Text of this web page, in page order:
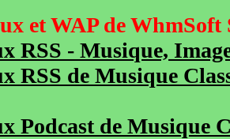
et WAP de WhmSoft
RSS - Musique,
RSS de Musique
Podcast de Musique